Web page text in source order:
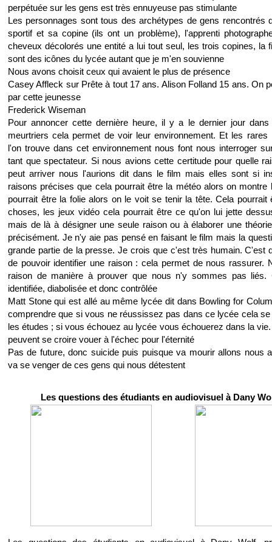
perpétuée sur les gens est très ennuyeuse pas stimulante
Les personnages sont tous des archétypes de gens rencontrés
sportif et sa copine (ils ont un problème), l'apprenti
cheveux décolorés une entité a lui tout seul, les trois copines, la
sont des icônes du lycée autant que je m'en souvienne
Nous avons choisit ceux qui avaient le plus de présence
Casey Affleck sur Prête à tout 17 ans. Alison Folland 15 ans. On
par cette jeunesse
Frederick Wiseman
Pour annoncer cette dernière heure, il y a le dernier jour
meurtriers cela permet de voir leur environnement. Et les rares
l'on trouve dans cet environnement nous font nous interroger
tant que spectateur. Si nous avions cette certitude pour quelle
peut arriver nous l'aurions dit dans le film mais elles sont si
raisons précises que cela pourrait être la météo alors on montre
pourrait être la folie alors on le voit se tenir la tête. Cela pourrait
choses, les jeux vidéo cela pourrait être ce qu'on lui jette
mais de là à désigner une seule raison ou à élaborer une
précisément. Je n'y aie pas pensé en faisant le film mais la
grande partie de la presse. Je crois que c'est très humain. C'est
de pouvoir identifier une raison : cela permet de nous rassurer.
raison de manière à prouver que nous n'y sommes pas liés.
identifiée, diabolisée et donc contrôlée
Matt Stone qui est allé au même lycée dit dans Bowling for
comprendre que si vous ne réussissez pas dans ce lycée cela
les études ; si vous échouez au lycée vous échouerez dans la
peuvent se croire vouer à l'échec pour l'éternité
Pas de future, donc suicide puis puisque va mourir allons nous
va se venger de ces gens qui nous détestent
Les questions des étudiants en audiovisuel à Dany